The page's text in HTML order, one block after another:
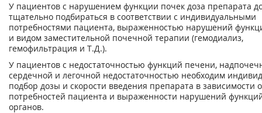
У пациентов с нарушением функции почек доза препарата
тщательно подбираться в соответствии с индивидуальными
потребностями пациента, выраженностью нарушений
и видом заместительной почечной терапии (гемодиализ,
гемофильтрация и Т.Д.).
У пациентов с недостаточностью функций печени,
сердечной и легочной недостаточностью необходим
подбор дозы и скорости введения препарата в зависимости
потребностей пациента и выраженности нарушений
органов.